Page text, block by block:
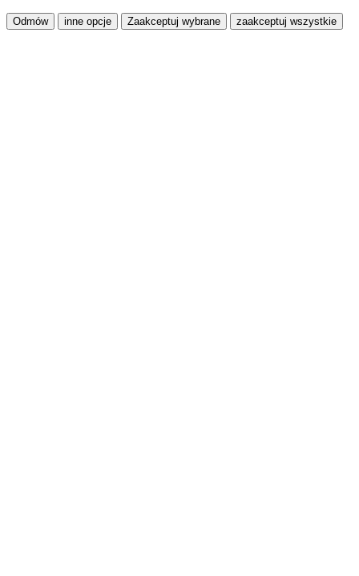
Odmów inne opcje Zaakceptuj wybrane zaakceptuj wszystkie